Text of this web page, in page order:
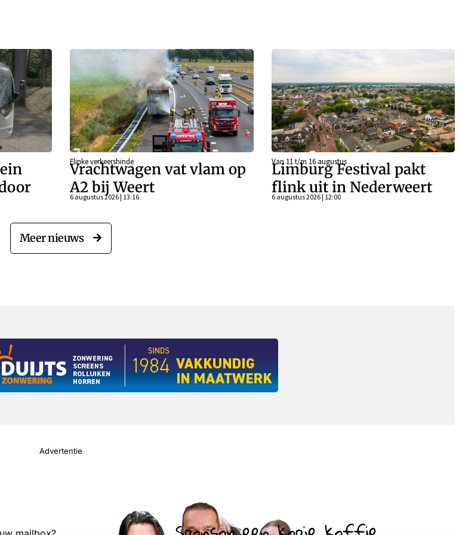
Flinke verkeershinde
Vrachtwagen vat vlam op
A2 bij Weert
6 augustus 2026 | 13:16
Van 11 t/m 16 augustus
Limburg Festival pakt
flink uit in Nederweert
6 augustus 2026 | 12:00
Meer nieuws
Advertentie